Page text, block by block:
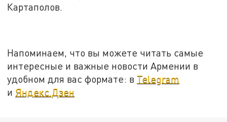
Картаполов.
Напоминаем, что вы можете читать самые
интересные и важные новости Армении в
удобном для вас формате: в Telegram
и Яндекс.Дзен